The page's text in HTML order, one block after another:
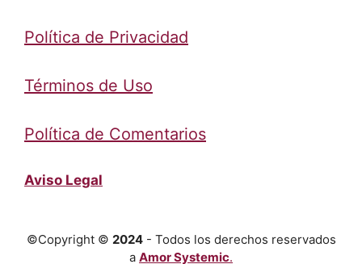
Política de Privacidad
Términos de Uso
Política de Comentarios
Aviso Legal
©Copyright © 2024- Todos los derechos reservados
a Amor Systemic.